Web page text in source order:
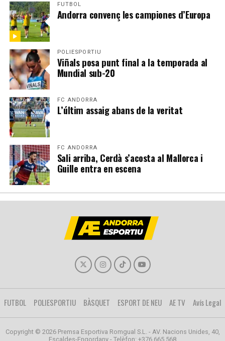
FUTBOL
Andorra convenç les campiones d’Europa
POLIESPORTIU
Viñals posa punt final a la temporada al
Mundial sub-20
FC ANDORRA
L’últim assaig abans de la veritat
FC ANDORRA
Sali arriba, Cerdà s’acosta al Mallorca i
Guille entra en escena
FUTBOL POLIESPORTIU BÀSQUET ESPORT DE NEU AE TV Avís Legal
Copyright © 2026 Premsa Esportiva Romgual S.L. - AV. Nacions Unides, 40,
Escaldes-Engordany - Telèfon: +376 665 568